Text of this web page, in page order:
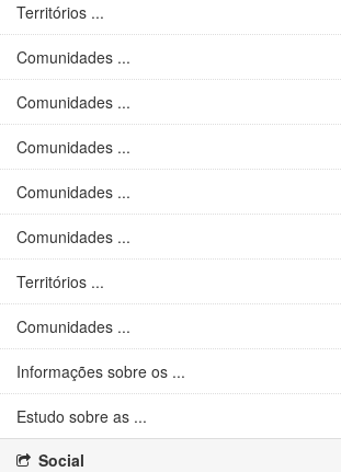
Territórios ...
Comunidades ...
Comunidades ...
Comunidades ...
Comunidades ...
Comunidades ...
Territórios ...
Comunidades ...
Informações sobre os ...
Estudo sobre as ...
Social